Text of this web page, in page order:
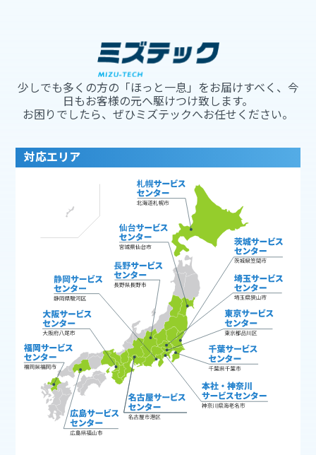
少しでも多くの方の「ほっと一息」をお届けすべく、今
日もお客様の元へ駆けつけ致します。
お困りでしたら、ぜひミズテックへお任せください。
対応エリア